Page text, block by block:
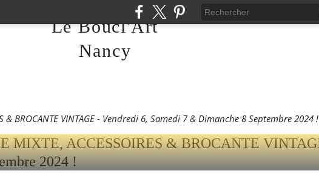
Le Boucl'Art
Nancy
& BROCANTE VINTAGE - Vendredi 6, Samedi 7 & Dimanche 8 Septembre 2024 !
- FRIPERIE MIXTE,
& BROCANTE VINTAGE -
!